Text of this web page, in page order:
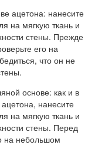
ацетона: нанесите
на мягкую ткань и
стены. Прежде
его на
что он не
основе: как и в
нанесите
на мягкую ткань и
стены. Перед
на небольшом